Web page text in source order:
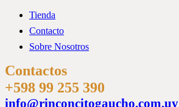
Tienda
Contacto
Sobre Nosotros
Contactos
+598 99 255 390
info@rinconcitogaucho.com.uy